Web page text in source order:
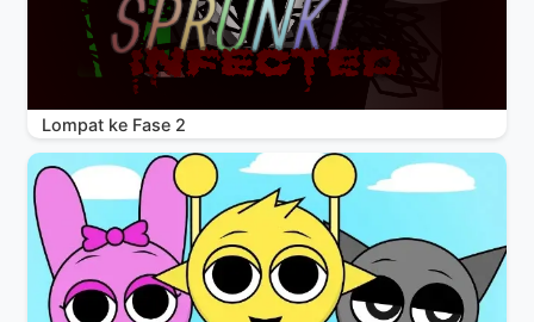
Lompat ke Fase 2